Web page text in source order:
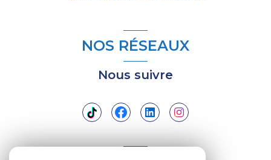
NOS RÉSEAUX
Nous suivre